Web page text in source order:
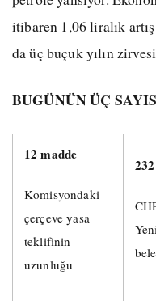
itibaren 1,06 liralık
da üç buçuk yılın
BUGÜNÜN ÜÇ
12 madde
Komisyondaki
çerçeve yasa
teklifinin
uzunluğu
232